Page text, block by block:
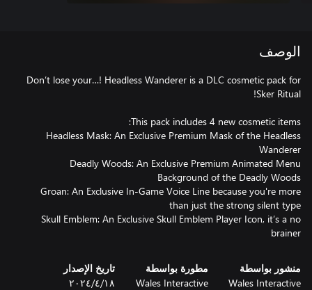
الوصف
Don’t lose your…! Headless Wanderer is a DLC cosmetic pack for
Headless Mask: An Exclusive Premium Mask of the Headless
Deadly Woods: An Exclusive Premium Animated Menu
Groan: An Exclusive In-Game Voice Line because you're more
Skull Emblem: An Exclusive Skull Emblem Player Icon, it’s a no
brainer
منشور بواسطة
Wales Interactive
مطورة بواسطة
Wales Interactive
تاريخ الإصدار
١٨‏/٤‏/٢٠٢٤